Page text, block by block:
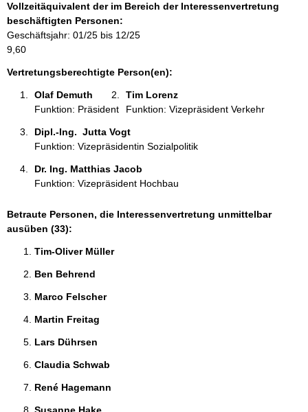
t
i
o
n
e
Vollzeitäquivalent der im Bereich der Interessenvertretung
beschäftigten Personen:
Geschäftsjahr: 01/25 bis 12/25
9,60
Vertretungsberechtigte Person(en):
Olaf Demuth
Funktion: Präsident
Tim Lorenz
Funktion: Vizepräsident Verkehr
Dipl.-Ing.  Jutta Vogt
Funktion: Vizepräsidentin Sozialpolitik
Dr. Ing. Matthias Jacob
Funktion: Vizepräsident Hochbau
Betraute Personen, die Interessenvertretung unmittelbar
ausüben (33):
Tim-Oliver Müller
Ben Behrend
Marco Felscher
Martin Freitag
Lars Dührsen
Claudia Schwab
René Hagemann